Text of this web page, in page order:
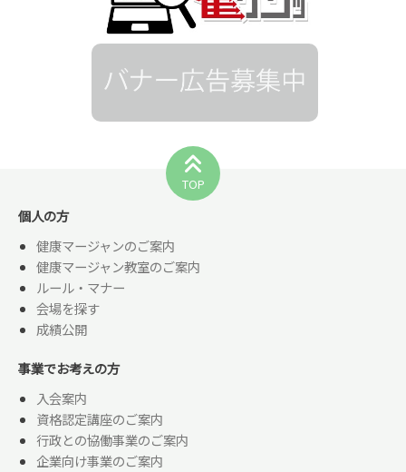
TOP
個人の方
健康マージャンのご案内
健康マージャン教室のご案内
ルール・マナー
会場を探す
成績公開
事業でお考えの方
入会案内
資格認定講座のご案内
行政との協働事業のご案内
企業向け事業のご案内